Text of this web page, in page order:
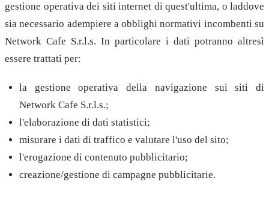
gestione operativa dei siti internet di quest'ultima, o laddove
sia necessario adempiere a obblighi normativi incombenti su
Network Cafe S.r.l.s. In particolare i dati potranno altresì
essere trattati per:
la gestione operativa della navigazione sui siti di
Network Cafe S.r.l.s.;
l'elaborazione di dati statistici;
misurare i dati di traffico e valutare l'uso del sito;
l'erogazione di contenuto pubblicitario;
creazione/gestione di campagne pubblicitarie.